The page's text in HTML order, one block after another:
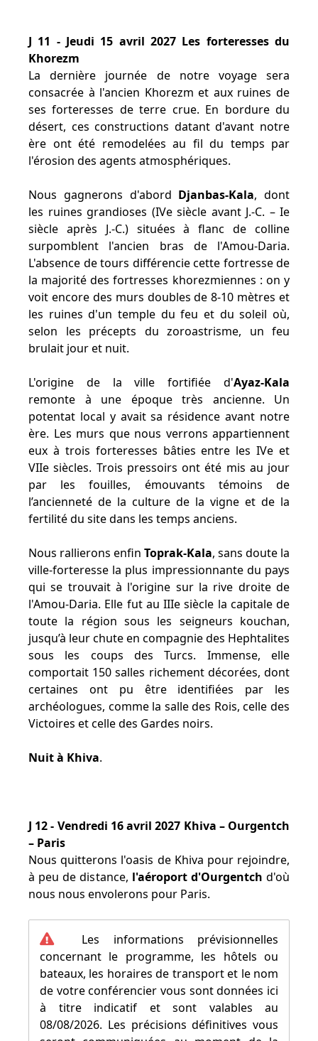
J 11 - Jeudi 15 avril 2027 Les forteresses du
Khorezm
La dernière journée de notre voyage sera
consacrée à l'ancien Khorezm et aux ruines de
ses forteresses de terre crue. En bordure du
désert, ces constructions datant d'avant notre
ère ont été remodelées au fil du temps par
l'érosion des agents atmosphériques.
Nous gagnerons d'abord Djanbas-Kala, dont
les ruines grandioses (IVe siècle avant J.-C. – Ie
siècle après J.-C.) situées à flanc de colline
surpomblent l'ancien bras de l'Amou-Daria.
L'absence de tours différencie cette fortresse de
la majorité des fortresses khorezmiennes : on y
voit encore des murs doubles de 8-10 mètres et
les ruines d'un temple du feu et du soleil où,
selon les précepts du zoroastrisme, un feu
brulait jour et nuit.
L'origine de la ville fortifiée d'Ayaz-Kala
remonte à une époque très ancienne. Un
potentat local y avait sa résidence avant notre
ère. Les murs que nous verrons appartiennent
eux à trois forteresses bâties entre les IVe et
VIIe siècles. Trois pressoirs ont été mis au jour
par les fouilles, émouvants témoins de
l’ancienneté de la culture de la vigne et de la
fertilité du site dans les temps anciens.
Nous rallierons enfin Toprak-Kala, sans doute la
ville-forteresse la plus impressionnante du pays
qui se trouvait à l'origine sur la rive droite de
l'Amou-Daria. Elle fut au IIIe siècle la capitale de
toute la région sous les seigneurs kouchan,
jusqu’à leur chute en compagnie des Hephtalites
sous les coups des Turcs. Immense, elle
comportait 150 salles richement décorées, dont
certaines ont pu être identifiées par les
archéologues, comme la salle des Rois, celle des
Victoires et celle des Gardes noirs.
Nuit à Khiva.
J 12 - Vendredi 16 avril 2027 Khiva – Ourgentch
– Paris
Nous quitterons l'oasis de Khiva pour rejoindre,
à peu de distance, l'aéroport d'Ourgentch d'où
nous nous envolerons pour Paris.
Les informations prévisionnelles
concernant le programme, les hôtels ou
bateaux, les horaires de transport et le nom
de votre conférencier vous sont données ici
à titre indicatif et sont valables au
08/08/2026. Les précisions définitives vous